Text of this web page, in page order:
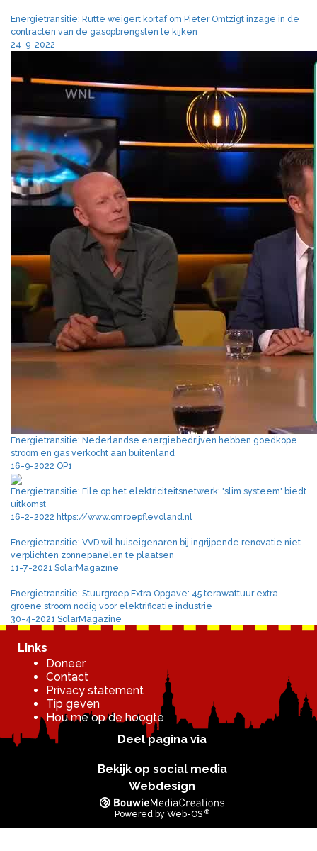
Energietransitie: Rutte weigert kortaf om Pieter Omtzigt inzage in de
contracten van de gasopbrengsten te kijken
24-9-2022
Energietransitie: Nederlandse energiebedrijven hebben goedkope
stroom en gas verkocht aan buitenland
16-9-2022 OP1
Energietransitie: File op het elektriciteitsnetwerk: 'slim systeem' biedt
uitkomst
16-2-2022 https://www.omroepflevoland.nl
Energietransitie: VVD wil huiseigenaren bij ingrijpende renovatie niet
verplichten zonnepanelen te plaatsen
11-7-2021 SolarMagazine
Energietransitie: Stuurgroep Extra Opgave: 45 terawattuur extra
groene stroom nodig voor elektrificatie industrie
30-4-2021 SolarMagazine
Links
Doneer
Contact
Privacy statement
Tip geven
Hou me op de hoogte
Deel pagina via
Bekijk op social media
Webdesign
Powered by Web-OS ®